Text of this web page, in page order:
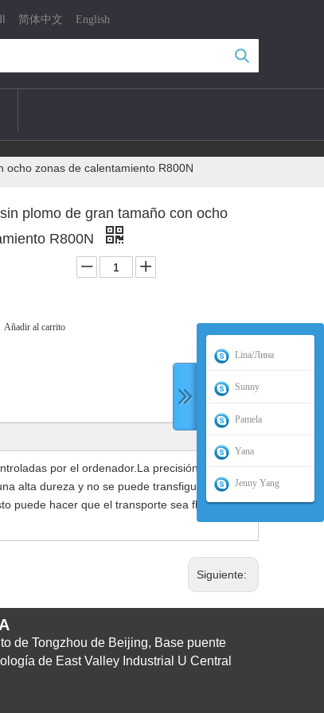
简体中文 English
ocho zonas de calentamiento R800N
plomo de gran tamaño con ocho
R800N
Añadir al carrito
por el ordenador.La precisión es
alta dureza y no se puede transfigurar
puede hacer que el transporte sea fluido y
Siguiente:
Lina/Лина
Sunny
Pamela
Yana
Jenny Yang
de Tongzhou de Beijing, Base puente
de East Valley Industrial U Central